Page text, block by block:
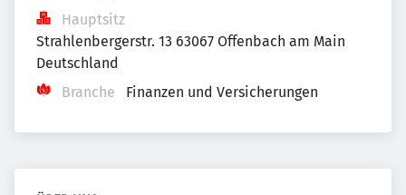
Hauptsitz
Strahlenbergerstr. 13 63067 Offenbach am Main
Deutschland
Branche
Finanzen und Versicherungen